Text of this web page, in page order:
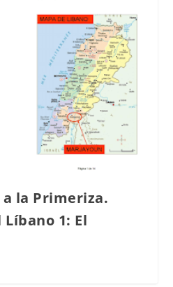
la Primeriza.
1: El